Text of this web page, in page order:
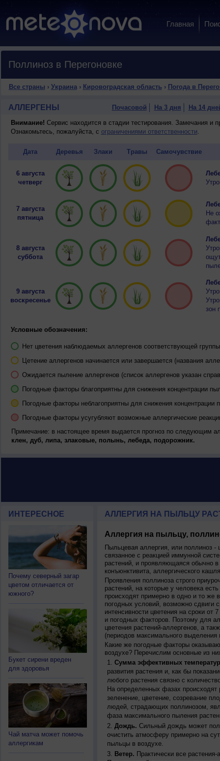
Главная
Поллиноз в Перегоновке
Все страны › Украина› Кировоградская область › Погода в
АЛЛЕРГЕНЫ Почасовой На 3 дня На 14
Внимание! Сервис находится в стадии тестирования. Замечания и
Ознакомьтесь, пожалуйста, с ограничениями ответственности.
Дата Деревья Злаки Травы Самочувствие
6 августа
четверг
7 августа
пятница
Не
8 августа
суббота
9 августа
воскресенье
зон
Условные обозначения:
Нет цветения наблюдаемых аллергенов соответствующей
Цетение аллергенов начинается или завершается (названия
Ожидается пыление аллергенов (список аллергенов указан
Погодные факторы благоприятны для снижения концентрации
Погодные факторы неблагоприятны для снижения концентрации
Погодные факторы усугубляют возможные аллергические
Примечание: в настоящее время выдается прогноз по следующим
клен, дуб, липа, злаковые, полынь, лебеда, подорожник.
ИНТЕРЕСНОЕ
Почему северный загар
цветом отличается от
южного?
Букет сирени вреден
для здоровья
Чай матча может помочь
аллергикам
АЛЛЕРГИЯ НА ПЫЛЬЦУ
Аллергия на пыльцу,
Пыльцевая аллергия, или поллиноз -
связанное с реакцией иммунной
растений, и проявляющаяся обычно
конъюнктивита, аллергического
Проявления поллиноза строго
растений, на которые у человека
происходят примерно в одно и то же
погодных условий, возможно сдвиги
интенсивности цветения на сроки от
и погодных факторов. Поэтому для
цветения растений-аллергенов, а
(периодов максимального
Какие же погодные факторы
воздухе? Перечислим основные из
Сумма эффективных
развития растения и, как бы
любого растения связно с
На определенных фазах происходят
зеленение, цветение, созревание
людей, страдающих поллинозом,
фаза максимального пыления
Дождь. Сильный дождь может
очистить атмосферу примерно на
пыльцы в воздухе.
Ветер. Практически все